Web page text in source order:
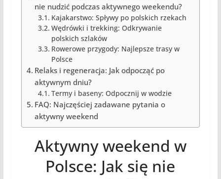
nie nudzić podczas aktywnego weekendu?
Kajakarstwo: Spływy po polskich rzekach
Wędrówki i trekking: Odkrywanie
polskich szlaków
Rowerowe przygody: Najlepsze trasy w
Polsce
Relaks i regeneracja: Jak odpocząć po
aktywnym dniu?
Termy i baseny: Odpocznij w wodzie
FAQ: Najczęściej zadawane pytania o
aktywny weekend
Aktywny weekend w
Polsce: Jak się nie